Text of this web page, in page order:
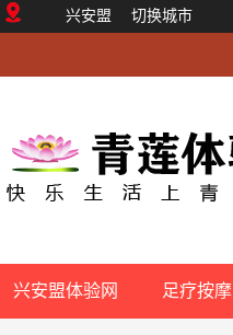
兴安盟 切换城市
兴安盟体验网 足疗按摩